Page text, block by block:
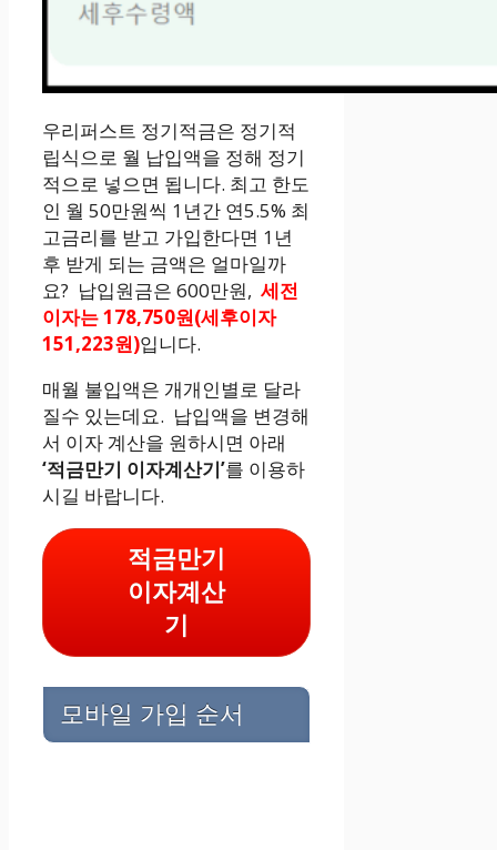
우리퍼스트 정기적금은 정기적
립식으로 월 납입액을 정해 정기
적으로 넣으면 됩니다. 최고 한도
인 월 50만원씩 1년간 연5.5% 최
고금리를 받고 가입한다면 1년
후 받게 되는 금액은 얼마일까
요? 납입원금은 600만원, 세전
이자는 178,750원(세후이자
151,223원)입니다.
매월 불입액은 개개인별로 달라
질수 있는데요. 납입액을 변경해
서 이자 계산을 원하시면 아래
‘적금만기 이자계산기’를 이용하
시길 바랍니다.
적금만기
이자계산
기
모바일 가입 순서